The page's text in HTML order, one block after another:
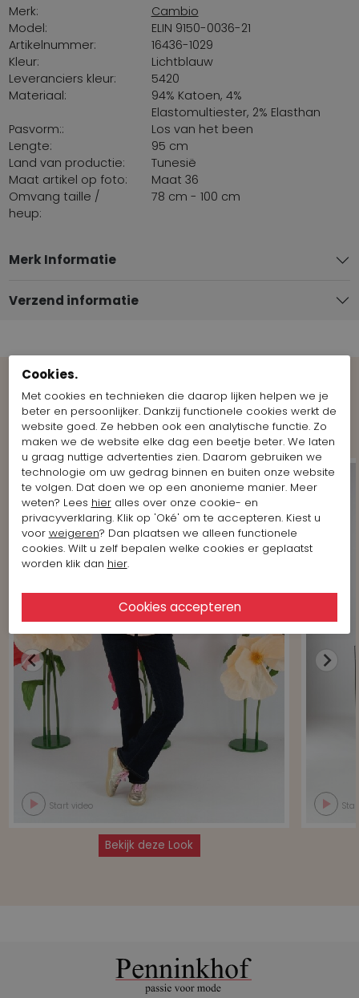
Merk:
Cambio
Model:
ELIN 9150-0036-21
Artikelnummer:
16436-1029
Kleur:
Lichtblauw
Leveranciers kleur:
5420
Materiaal:
94% Katoen, 4%
Elastomultiester, 2% Elasthan
Pasvorm::
Los van het been
Lengte:
95 cm
Land van productie:
Tunesië
Maat artikel op foto:
Maat 36
Omvang taille /
heup:
78 cm - 100 cm
Merk Informatie
Verzend informatie
Bekijk meer Looks van het merk
Cambio
Start video
Bekijk deze Look
Cookies.
Met cookies en technieken die daarop lijken helpen we je
beter en persoonlijker. Dankzij functionele cookies werkt de
website goed. Ze hebben ook een analytische functie. Zo
maken we de website elke dag een beetje beter. We laten
u graag nuttige advertenties zien. Daarom gebruiken we
technologie om uw gedrag binnen en buiten onze website
te volgen. Dat doen we op een anonieme manier. Meer
weten? Lees hieralles over onze cookie- en
privacyverklaring. Klik op 'Oké' om te accepteren. Kiest u
voor weigeren? Dan plaatsen we alleen functionele
cookies. Wilt u zelf bepalen welke cookies er geplaatst
worden klik dan hier.